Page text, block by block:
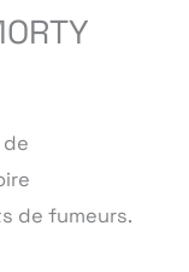
de fumeurs.